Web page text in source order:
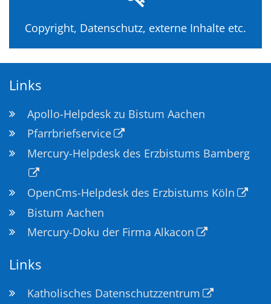
Copyright, Datenschutz, externe Inhalte etc.
Links
Apollo-Helpdesk zu Bistum Aachen
Pfarrbriefservice
Mercury-Helpdesk des Erzbistums Bamberg
OpenCms-Helpdesk des Erzbistums Köln
Bistum Aachen
Mercury-Doku der Firma Alkacon
Links
Katholisches Datenschutzzentrum